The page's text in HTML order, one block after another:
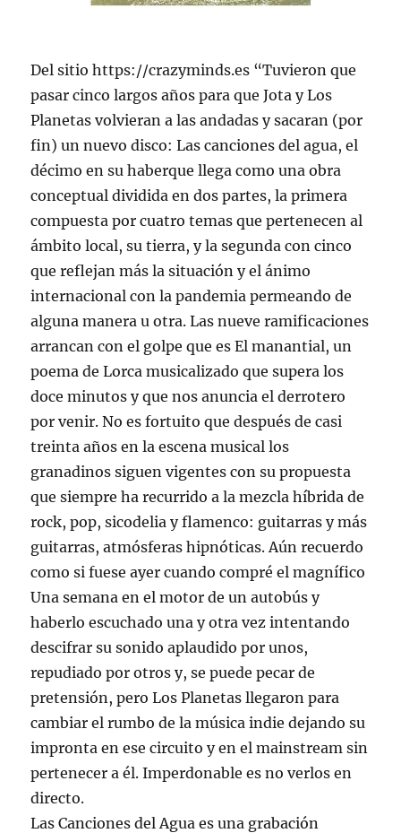
Del sitio https://crazyminds.es “Tuvieron que
pasar cinco largos años para que Jota y Los
Planetas volvieran a las andadas y sacaran (por
fin) un nuevo disco: Las canciones del agua, el
décimo en su haberque llega como una obra
conceptual dividida en dos partes, la primera
compuesta por cuatro temas que pertenecen al
ámbito local, su tierra, y la segunda con cinco
que reflejan más la situación y el ánimo
internacional con la pandemia permeando de
alguna manera u otra. Las nueve ramificaciones
arrancan con el golpe que es El manantial, un
poema de Lorca musicalizado que supera los
doce minutos y que nos anuncia el derrotero
por venir. No es fortuito que después de casi
treinta años en la escena musical los
granadinos siguen vigentes con su propuesta
que siempre ha recurrido a la mezcla híbrida de
rock, pop, sicodelia y flamenco: guitarras y más
guitarras, atmósferas hipnóticas. Aún recuerdo
como si fuese ayer cuando compré el magnífico
Una semana en el motor de un autobús y
haberlo escuchado una y otra vez intentando
descifrar su sonido aplaudido por unos,
repudiado por otros y, se puede pecar de
pretensión, pero Los Planetas llegaron para
cambiar el rumbo de la música indie dejando su
impronta en ese circuito y en el mainstream sin
pertenecer a él. Imperdonable es no verlos en
directo.
Las Canciones del Agua es una grabación